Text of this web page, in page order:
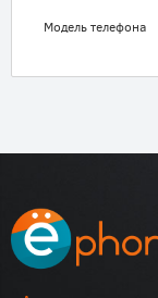
Модель телефона